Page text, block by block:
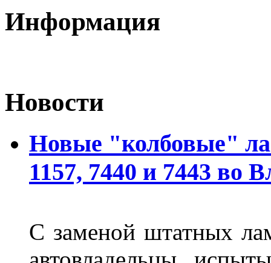
Информация
Новости
Новые "колбовые"
1157, 7440 и 7443 во
С заменой штатных